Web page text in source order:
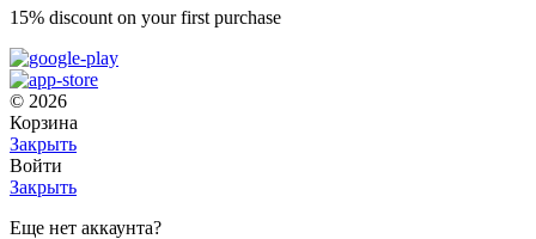
15% discount on your first purchase
© 2026
Корзина
Закрыть
Войти
Закрыть
Еще нет аккаунта?